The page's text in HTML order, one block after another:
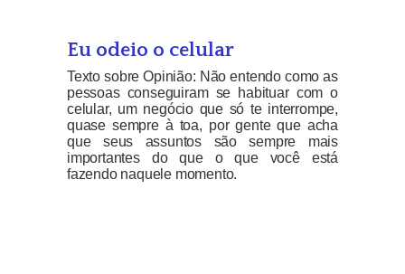
Eu odeio o celular
Texto sobre Opinião: Não entendo como as
pessoas conseguiram se habituar com o
celular, um negócio que só te interrompe,
quase sempre à toa, por gente que acha
que seus assuntos são sempre mais
importantes do que o que você está
fazendo naquele momento.